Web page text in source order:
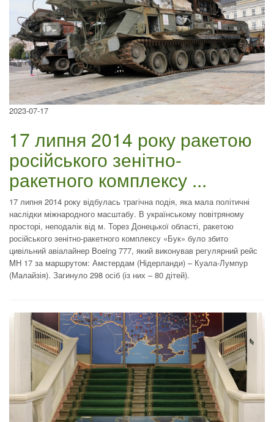
2023-07-17
17 липня 2014 року ракетою
російського зенітно-
ракетного комплексу ...
17 липня 2014 року відбулась трагічна подія, яка мала політичні
наслідки міжнародного масштабу. В українському повітряному
просторі, неподалік від м. Торез Донецької області, ракетою
російського зенітно-ракетного комплексу «Бук» було збито
цивільний авіалайнер Boeing 777, який виконував регулярний рейс
MH 17 за маршрутом: Амстердам (Нідерланди) – Куала-Лумпур
(Малайзія). Загинуло 298 осіб (із них – 80 дітей).